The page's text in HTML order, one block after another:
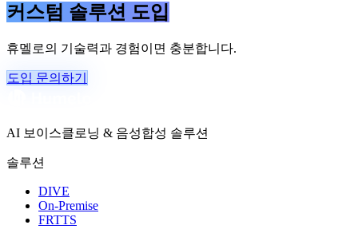
커스텀 솔루션 도입
휴멜로의 기술력과 경험이면 충분합니다.
도입 문의하기
AI 보이스클로닝 & 음성합성 솔루션
솔루션
DIVE
On-Premise
FRTTS